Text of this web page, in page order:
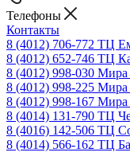
Телефоны
Контакты
8 (4012) 706-772 ТЦ
8 (4012) 652-746 ТЦ
8 (4012) 998-030 Мира
8 (4012) 998-225 Мира
8 (4012) 998-167 Мира
8 (4014) 131-790 ТЦ
8 (4016) 142-506 ТЦ
8 (4014) 566-162 ТЦ